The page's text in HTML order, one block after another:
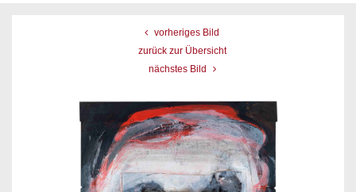
vorheriges Bild
zurück zur Übersicht
nächstes Bild